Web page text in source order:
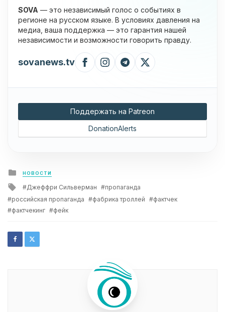
SOVA — это независимый голос о событиях в
регионе на русском языке. В условиях давления на
медиа, ваша поддержка — это гарантия нашей
независимости и возможности говорить правду.
sovanews.tv
Поддержать на Patreon
DonationAlerts
Posted
in
НОВОСТИ
Tagged
with
Джеффри Сильверман
пропаганда
российская пропаганда
фабрика троллей
фактчек
фактчекинг
фейк